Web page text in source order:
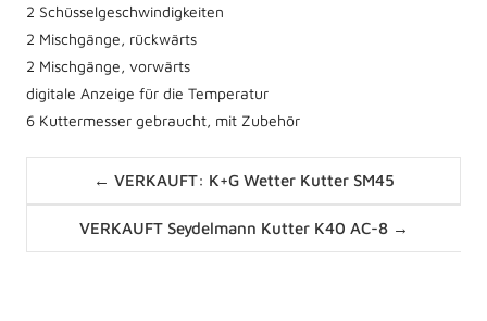
2 Schüsselgeschwindigkeiten
2 Mischgänge, rückwärts
2 Mischgänge, vorwärts
digitale Anzeige für die Temperatur
6 Kuttermesser gebraucht, mit Zubehör
navigation
← VERKAUFT: K+G Wetter Kutter SM45
Posts
navigation
VERKAUFT Seydelmann Kutter K40 AC-8 →